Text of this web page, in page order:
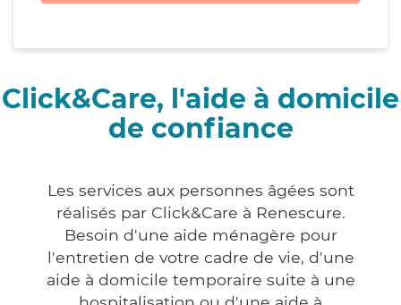
Click&Care, l'aide à domicile
de confiance
Les services aux personnes âgées sont
réalisés par Click&Care à Renescure.
Besoin d'une aide ménagère pour
l'entretien de votre cadre de vie, d'une
aide à domicile temporaire suite à une